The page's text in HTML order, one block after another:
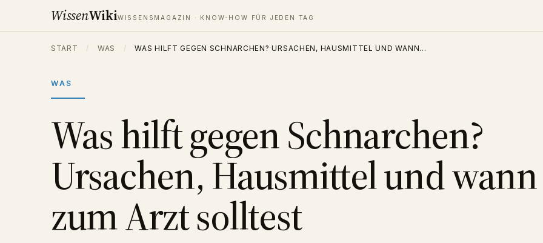
WissenWikiWISSENSMAGAZIN · KNOW-HOW FÜR JEDEN TAG
START / WAS / WAS HILFT GEGEN SCHNARCHEN? URSACHEN, HAUSMITTEL UND WANN…
WAS
Was hilft gegen Schnarchen?
Ursachen, Hausmittel und
zum Arzt solltest